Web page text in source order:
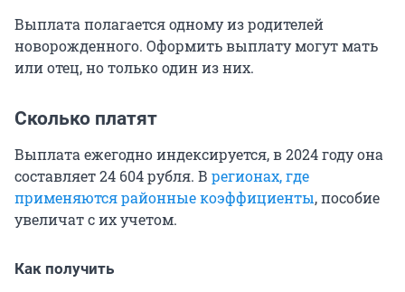
Выплата полагается одному из родителей
новорожденного. Оформить выплату могут мать
или отец, но только один из них.
Сколько платят
Выплата ежегодно индексируется, в 2024 году она
составляет 24 604 рубля. В регионах, где
применяются районные коэффициенты, пособие
увеличат с их учетом.
Как получить